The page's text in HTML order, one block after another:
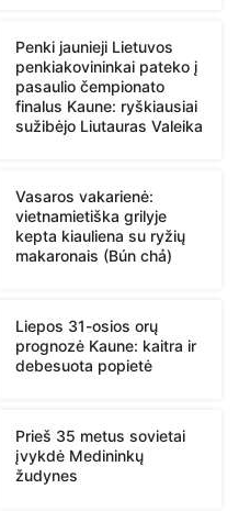
Penki jaunieji Lietuvos
penkiakovininkai pateko į
pasaulio čempionato
finalus Kaune: ryškiausiai
sužibėjo Liutauras Valeika
Vasaros vakarienė:
vietnamietiška grilyje
kepta kiauliena su ryžių
makaronais (Bún chả)
Liepos 31-osios orų
prognozė Kaune: kaitra ir
debesuota popietė
Prieš 35 metus sovietai
įvykdė Medininkų
žudynes